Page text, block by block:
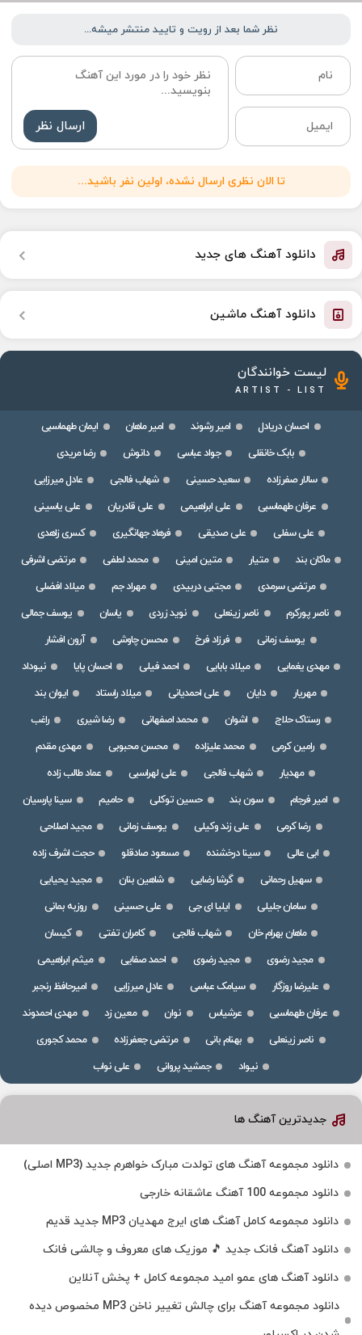
نظر شما بعد از رویت و تایید منتشر میشه...
ارسال نظر
تا الان نظری ارسال نشده، اولین نفر باشید...
دانلود آهنگ های جدید
دانلود آهنگ ماشین
لیست خوانندگان
ARTIST - LIST
احسان دریادل امیر رشوند امیر ماهان
ایمان طهماسبی
بابک خانقلی
جواد عباسی دانوش
رضا مریدی
سالار صفرزاده
سعید حسینی شهاب فالجی
عادل میرزایی
عرفان طهماسبی
علی ابراهیمی علی قادریان
علی یاسینی
علی سفلی
علی صدیقی فرهاد جهانگیری
کسری زاهدی
ماکان بند
متیار متین امینی محمد لطفی
مرتضی اشرفی
مرتضی سرمدی
مجتبی دربیدی مهراد جم
میلاد افضلی
ناصر پورکرم
ناصر زینعلی نوید زردی یاسان
یوسف جمالی
یوسف زمانی
فرزاد فرخ محسن چاوشی
آرون افشار
مهدی یغمایی
میلاد بابایی احمد فیلی احسان پایا
نیوداد
مهریار
دایان علی احمدیانی میلاد راستاد
ایوان بند
رستاک حلاج
اشوان محمد اصفهانی رضا شیری
راغب
رامین کرمی
محمد علیزاده محسن محبوبی
مهدی مقدم
مهدیار
شهاب فالجی علی لهراسبی
عماد طالب زاده
امیر فرجام
سون بند حسین توکلی حامیم
سینا پارسیان
رضا کرمی
علی زند وکیلی یوسف زمانی
مجید اصلاحی
ابی عالی
سینا درخشنده مسعود صادقلو
حجت اشرف زاده
سهیل رحمانی
گرشا رضایی شاهین بنان
مجید یحیایی
سامان جلیلی
ایلیا ای جی علی حسینی
روزبه بمانی
ماهان بهرام خان
شهاب فالجی کامران تفتی
کیسان
مجید رضوی
مجید رضوی احمد صفایی
میثم ابراهیمی
علیرضا روزگار
سیامک عباسی عادل میرزایی
امیرحافظ رنجبر
عرفان طهماسبی
عرشیاس نوان معین زد
مهدی احمدوند
ناصر زینعلی
بهنام بانی مرتضی جعفرزاده
محمد کجوری
نیواد
جمشید پروانی علی نواب
جدیدترین آهنگ ها
دانلود مجموعه آهنگ های تولدت مبارک خواهرم جدید (MP3 اصلی)
دانلود مجموعه 100 آهنگ عاشقانه خارجی
دانلود مجموعه کامل آهنگ های ایرج مهدیان MP3 جدید قدیم
دانلود آهنگ فانک جدید 🎵 موزیک‌ های معروف و چالشی فانک
دانلود آهنگ های عمو امید مجموعه کامل + پخش آنلاین
دانلود مجموعه آهنگ برای چالش تغییر ناخن MP3 مخصوص دیده